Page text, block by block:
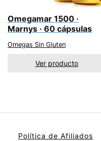
Omegamar 1500 ·
Marnys · 60 cápsulas
Omegas Sin Gluten
Ver producto
Política de Afiliados